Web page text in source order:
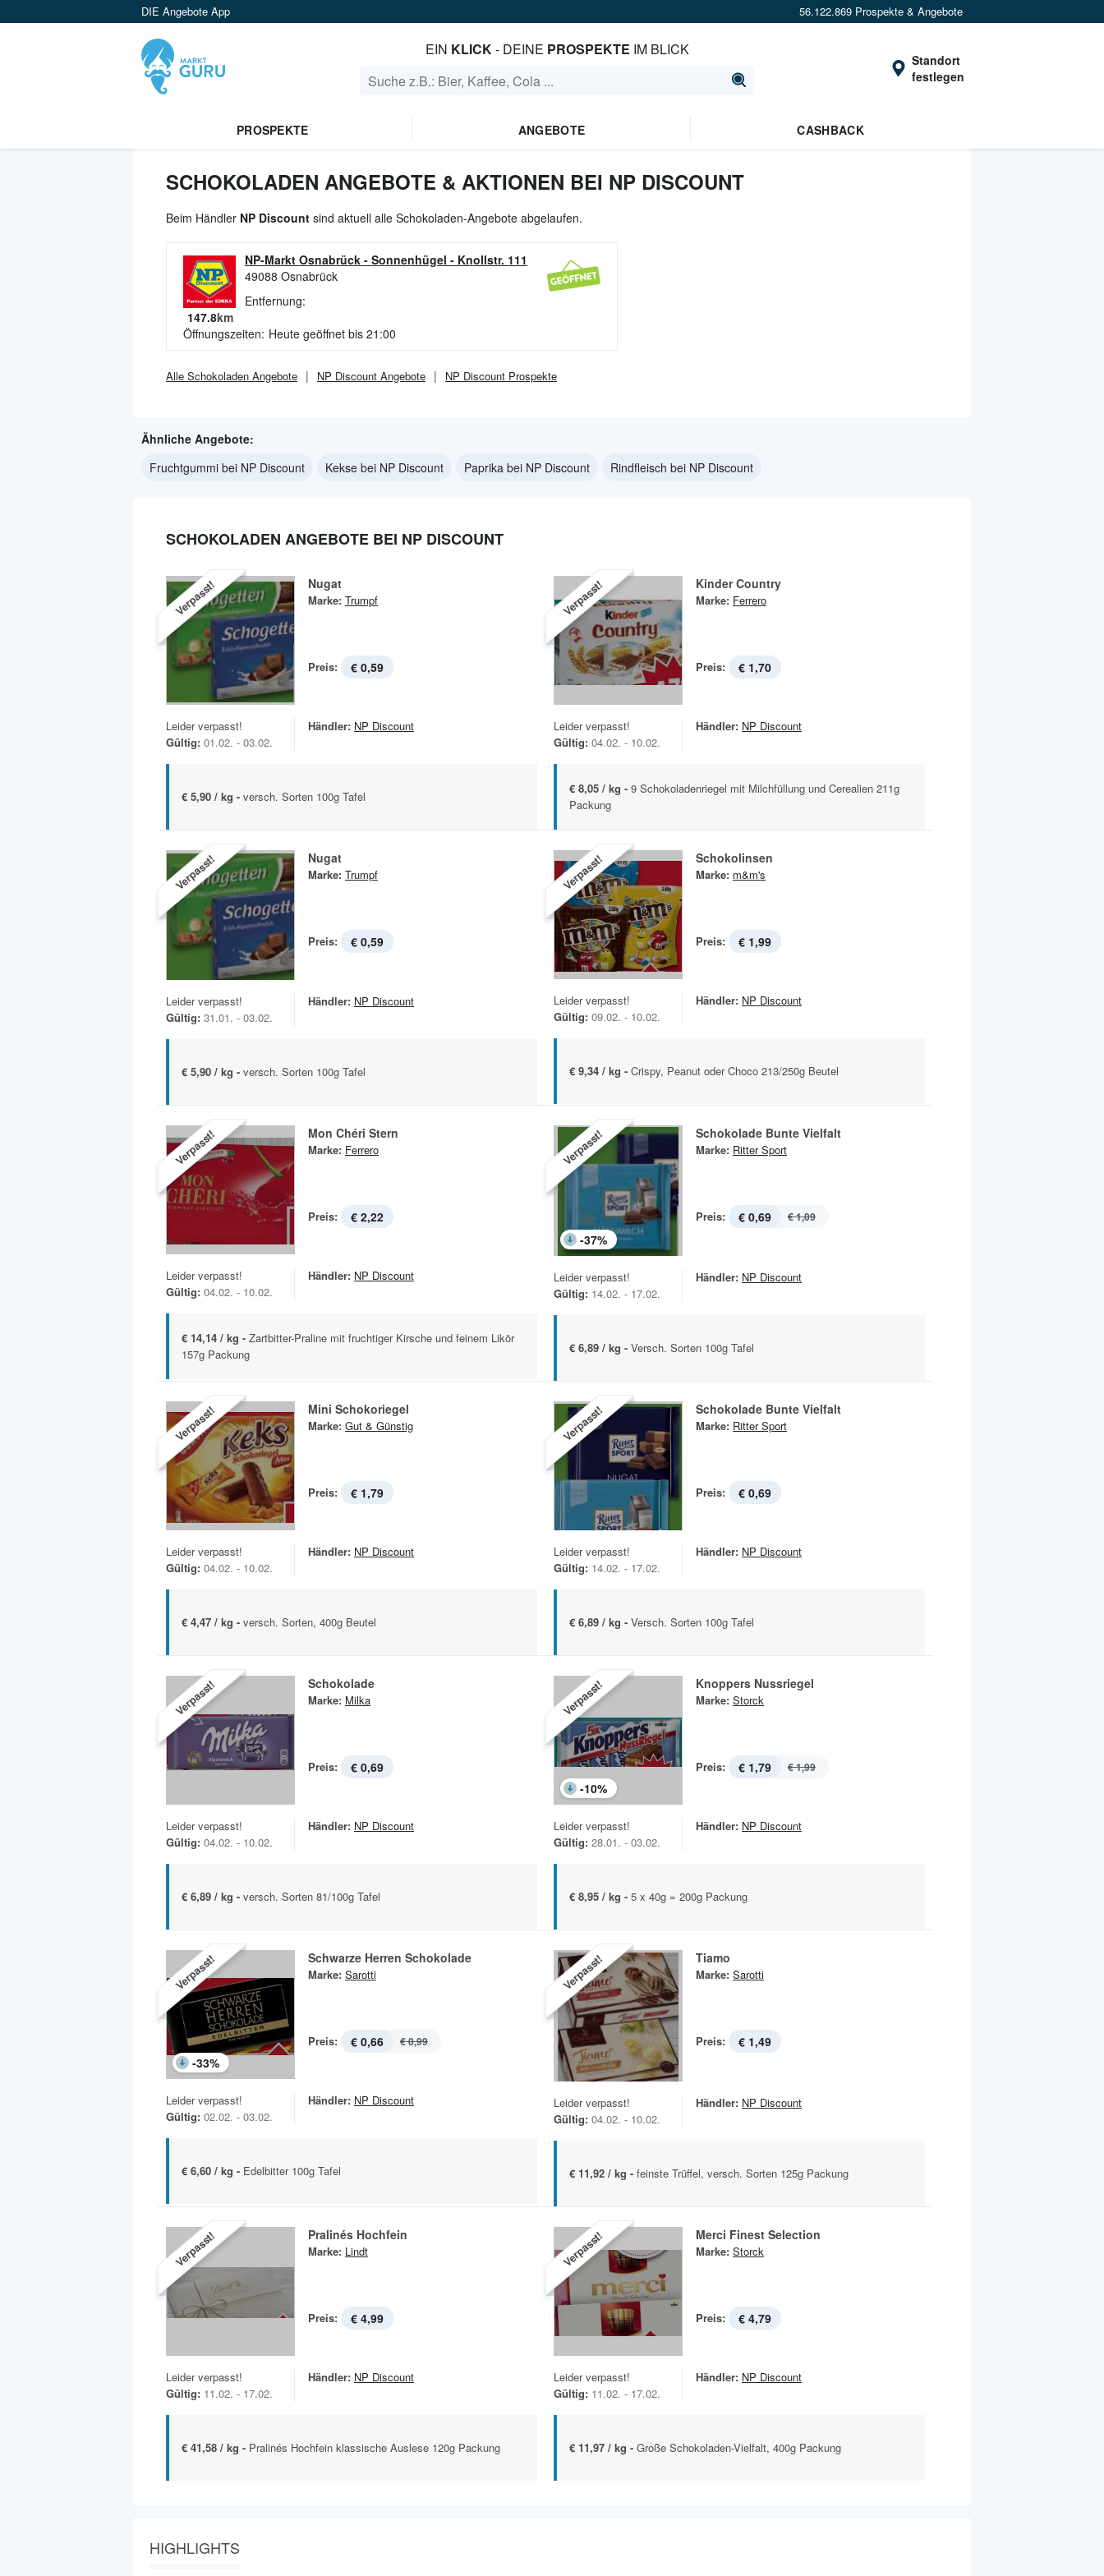
DIE Angebote App 56.122.869 Prospekte & Angebote
EIN KLICK- DEINE PROSPEKTE IM BLICK
Standort
festlegen
PROSPEKTE ANGEBOTE CASHBACK
SCHOKOLADEN ANGEBOTE & AKTIONEN BEI NP DISCOUNT
Beim Händler NP Discount sind aktuell alle Schokoladen-Angebote abgelaufen.
NP-Markt Osnabrück - Sonnenhügel - Knollstr. 111
49088 Osnabrück
Entfernung:
147.8km
Öffnungszeiten: Heute geöffnet bis 21:00
Alle Schokoladen Angebote NP Discount Angebote NP Discount Prospekte
Ähnliche Angebote:
Fruchtgummi bei NP Discount
Kekse bei NP Discount Paprika bei NP Discount Rindfleisch bei NP Discount
SCHOKOLADEN ANGEBOTE BEI NP DISCOUNT
Verpasst! Nugat
Marke: Trumpf
Preis: € 0,59
Leider verpasst!
Gültig: 01.02. - 03.02.
Händler: NP Discount
€ 5,90 / kg - versch. Sorten 100g Tafel
Verpasst! Kinder Country
Marke: Ferrero
Preis: € 1,70
Leider verpasst!
Gültig: 04.02. - 10.02.
Händler: NP Discount
€ 8,05 / kg - 9 Schokoladenriegel mit Milchfüllung und Cerealien 211g
Packung
Verpasst! Nugat
Marke: Trumpf
Preis: € 0,59
Leider verpasst!
Gültig: 31.01. - 03.02.
Händler: NP Discount
€ 5,90 / kg - versch. Sorten 100g Tafel
Verpasst! Schokolinsen
Marke: m&m's
Preis: € 1,99
Leider verpasst!
Gültig: 09.02. - 10.02.
Händler: NP Discount
€ 9,34 / kg - Crispy, Peanut oder Choco 213/250g Beutel
Verpasst! Mon Chéri Stern
Marke: Ferrero
Preis: € 2,22
Leider verpasst!
Gültig: 04.02. - 10.02.
Händler: NP Discount
€ 14,14 / kg - Zartbitter-Praline mit fruchtiger Kirsche und feinem Likör
157g Packung
Verpasst!
-37%
Schokolade Bunte Vielfalt
Marke: Ritter Sport
Preis: € 0,69 € 1,09
Leider verpasst!
Gültig: 14.02. - 17.02.
Händler: NP Discount
€ 6,89 / kg - Versch. Sorten 100g Tafel
Verpasst! Mini Schokoriegel
Marke: Gut & Günstig
Preis: € 1,79
Leider verpasst!
Gültig: 04.02. - 10.02.
Händler: NP Discount
€ 4,47 / kg - versch. Sorten, 400g Beutel
Verpasst! Schokolade Bunte Vielfalt
Marke: Ritter Sport
Preis: € 0,69
Leider verpasst!
Gültig: 14.02. - 17.02.
Händler: NP Discount
€ 6,89 / kg - Versch. Sorten 100g Tafel
Verpasst! Schokolade
Marke: Milka
Preis: € 0,69
Leider verpasst!
Gültig: 04.02. - 10.02.
Händler: NP Discount
€ 6,89 / kg - versch. Sorten 81/100g Tafel
Verpasst!
-10%
Knoppers Nussriegel
Marke: Storck
Preis: € 1,79 € 1,99
Leider verpasst!
Gültig: 28.01. - 03.02.
Händler: NP Discount
€ 8,95 / kg - 5 x 40g = 200g Packung
Verpasst!
-33%
Schwarze Herren Schokolade
Marke: Sarotti
Preis: € 0,66 € 0,99
Leider verpasst!
Gültig: 02.02. - 03.02.
Händler: NP Discount
€ 6,60 / kg - Edelbitter 100g Tafel
Verpasst! Tiamo
Marke: Sarotti
Preis: € 1,49
Leider verpasst!
Gültig: 04.02. - 10.02.
Händler: NP Discount
€ 11,92 / kg - feinste Trüffel, versch. Sorten 125g Packung
Verpasst! Pralinés Hochfein
Marke: Lindt
Preis: € 4,99
Leider verpasst!
Gültig: 11.02. - 17.02.
Händler: NP Discount
€ 41,58 / kg - Pralinés Hochfein klassische Auslese 120g Packung
Verpasst! Merci Finest Selection
Marke: Storck
Preis: € 4,79
Leider verpasst!
Gültig: 11.02. - 17.02.
Händler: NP Discount
€ 11,97 / kg - Große Schokoladen-Vielfalt, 400g Packung
HIGHLIGHTS